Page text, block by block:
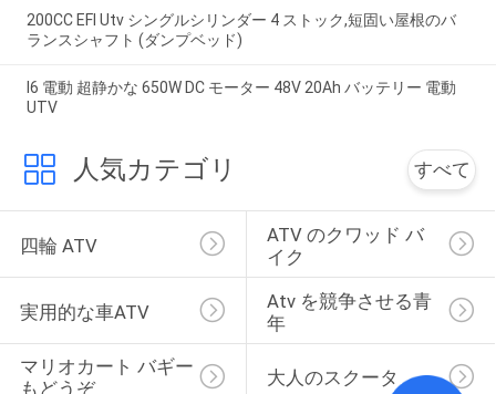
200CC EFI Utv シングルシリンダー 4 ストック,短固い屋根のバ
ランスシャフト (ダンプベッド)
I6 電動 超静かな 650W DC モーター 48V 20Ah バッテリー 電動
UTV
人気カテゴリ すべて
四輪 ATV
ATV のクワッド バ
イク
実用的な車ATV
Atv を競争させる青
年
マリオカート バギー
もどうぞ
大人のスクータ